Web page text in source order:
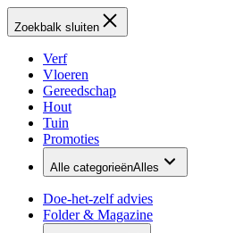
Zoekbalk sluiten
Verf
Vloeren
Gereedschap
Hout
Tuin
Promoties
Alle categorieënAlles
Doe-het-zelf advies
Folder & Magazine